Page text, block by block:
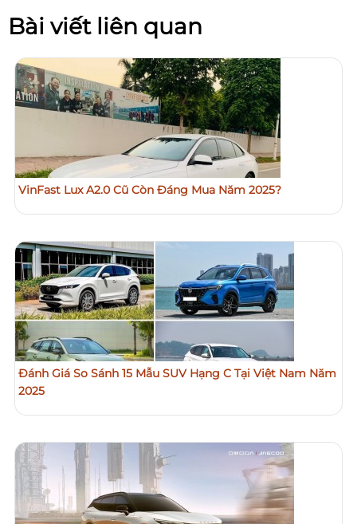
Bài viết liên quan
VinFast Lux A2.0 Cũ Còn Đáng Mua Năm 2025?
Đánh Giá So Sánh 15 Mẫu SUV Hạng C Tại Việt Nam Năm
2025